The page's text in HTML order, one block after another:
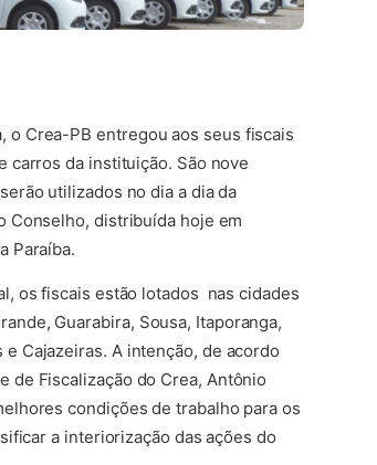
o Crea-PB entregou aos seus fiscais
carros da instituição. São nove
utilizados no dia a dia da
Conselho, distribuída hoje em
Paraíba.
os fiscais estão lotados nas cidades
Guarabira, Sousa, Itaporanga,
e Cajazeiras. A intenção, de acordo
de Fiscalização do Crea, Antônio
condições de trabalho para os
a interiorização das ações do